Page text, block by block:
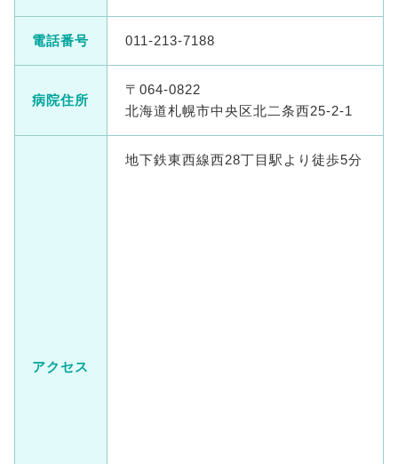
電話番号 011-213-7188
病院住所
〒064-0822
北海道札幌市中央区北二条西25-2-1
アクセス
地下鉄東西線西28丁目駅より徒歩5分